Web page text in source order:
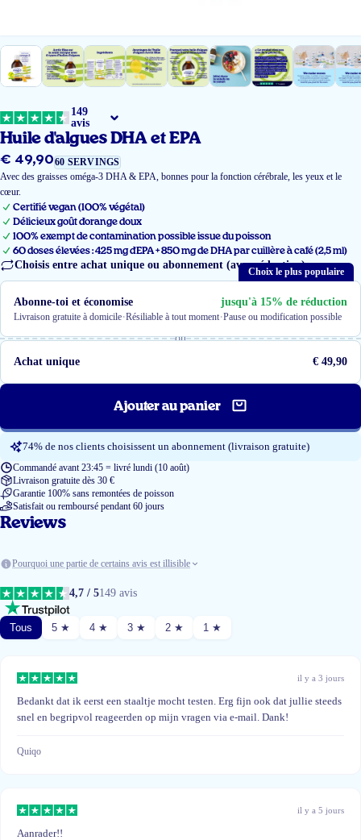
149
avis
Huile d'algues DHA et EPA
Prix
régulier
€ 49,9060 SERVINGS
Avec des graisses oméga-3 DHA & EPA, bonnes pour la fonction cérébrale, les yeux et le
cœur.
Certifié vegan (100% végétal)
Délicieux goût d'orange doux
100% exempt de contamination possible issue du poisson
60 doses élevées : 425 mg d'EPA + 850 mg de DHA par cuillère à café (2,5 ml)
Choisis entre achat unique ou abonnement (avec réduction)
Choix le plus populaire
Abonne-toi et économise jusqu'à 15% de réduction
Livraison gratuite à domicile·Résiliable à tout moment·Pause ou modification possible
ou
Achat unique
€ 49,90
Ajouter au panier
74% de nos clients choisissent un abonnement (livraison gratuite)
Commandé avant 23:45 = livré lundi (10 août)
Livraison gratuite dès 30 €
Garantie 100% sans remontées de poisson
Satisfait ou remboursé pendant 60 jours
Reviews
Pourquoi une partie de certains avis est illisible
4,7 / 5149 avis
Tous 5 ★ 4 ★ 3 ★ 2 ★ 1 ★
il y a 3 jours
Bedankt dat ik eerst een staaltje mocht testen. Erg fijn ook dat jullie steeds
snel en begripvol reageerden op mijn vragen via e-mail. Dank!
Quiqo
il y a 5 jours
Aanrader!!